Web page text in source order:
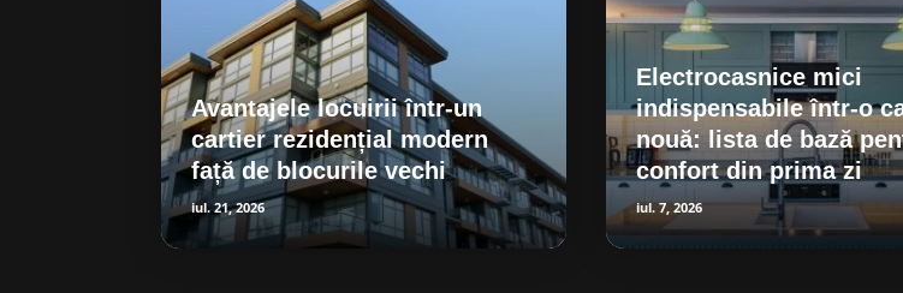
Avantajele locuirii într-un
cartier rezidențial modern
față de blocurile vechi
iul. 21, 2026
Electrocasnice mici
indispensabile într-o
nouă: lista de bază
confort din prima zi
iul. 7, 2026